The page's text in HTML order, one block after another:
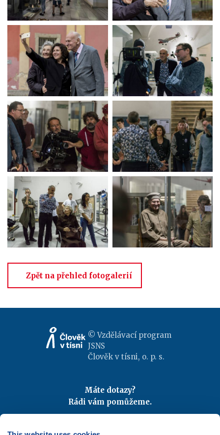
Zpět na přehled fotogalerií
© Vzdělávací program
JSNS
Člověk v tísni, o. p. s.
Máte dotazy?
Rádi vám pomůžeme.
Odebírejte newslettery